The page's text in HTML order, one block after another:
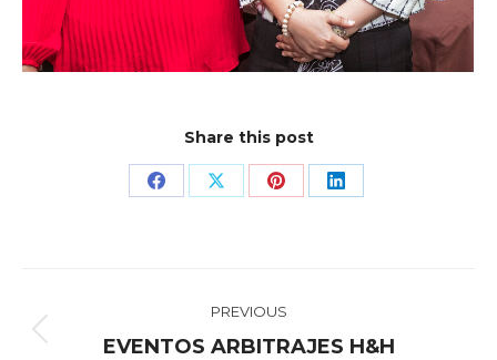
Share this post
Share Share Share Share
navigation
PREVIOUS
Previous
EVENTOS ARBITRAJES H&H